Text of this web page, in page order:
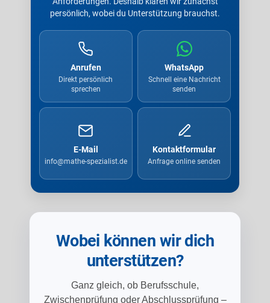
persönlich, wobei du Unterstützung brauchst.
Anrufen
Direkt persönlich
sprechen
WhatsApp
Schnell eine Nachricht
senden
E-Mail
info@mathe-spezialist.de
Kontaktformular
Anfrage online senden
Wobei können wir dich
unterstützen?
Ganz gleich, ob Berufsschule,
Zwischenprüfung oder Abschlussprüfung –